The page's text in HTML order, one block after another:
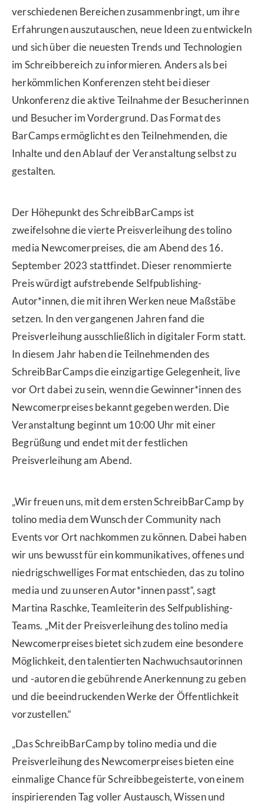
verschiedenen Bereichen zusammenbringt, um ihre
Erfahrungen auszutauschen, neue Ideen zu entwickeln
und sich über die neuesten Trends und Technologien
im Schreibbereich zu informieren. Anders als bei
herkömmlichen Konferenzen steht bei dieser
Unkonferenz die aktive Teilnahme der Besucherinnen
und Besucher im Vordergrund. Das Format des
BarCamps ermöglicht es den Teilnehmenden, die
Inhalte und den Ablauf der Veranstaltung selbst zu
gestalten.
Der Höhepunkt des SchreibBarCamps ist
zweifelsohne die vierte Preisverleihung des tolino
media Newcomerpreises, die am Abend des 16.
September 2023 stattfindet. Dieser renommierte
Preis würdigt aufstrebende Selfpublishing-
Autor*innen, die mit ihren Werken neue Maßstäbe
setzen. In den vergangenen Jahren fand die
Preisverleihung ausschließlich in digitaler Form statt.
In diesem Jahr haben die Teilnehmenden des
SchreibBarCamps die einzigartige Gelegenheit, live
vor Ort dabei zu sein, wenn die Gewinner*innen des
Newcomerpreises bekannt gegeben werden. Die
Veranstaltung beginnt um 10:00 Uhr mit einer
Begrüßung und endet mit der festlichen
Preisverleihung am Abend.
„Wir freuen uns, mit dem ersten SchreibBarCamp by
tolino media dem Wunsch der Community nach
Events vor Ort nachkommen zu können. Dabei haben
wir uns bewusst für ein kommunikatives, offenes und
niedrigschwelliges Format entschieden, das zu tolino
media und zu unseren Autor*innen passt“, sagt
Martina Raschke, Teamleiterin des Selfpublishing-
Teams. „Mit der Preisverleihung des tolino media
Newcomerpreises bietet sich zudem eine besondere
Möglichkeit, den talentierten Nachwuchsautorinnen
und -autoren die gebührende Anerkennung zu geben
und die beeindruckenden Werke der Öffentlichkeit
vorzustellen.“
„Das SchreibBarCamp by tolino media und die
Preisverleihung des Newcomerpreises bieten eine
einmalige Chance für Schreibbegeisterte, von einem
inspirierenden Tag voller Austausch, Wissen und